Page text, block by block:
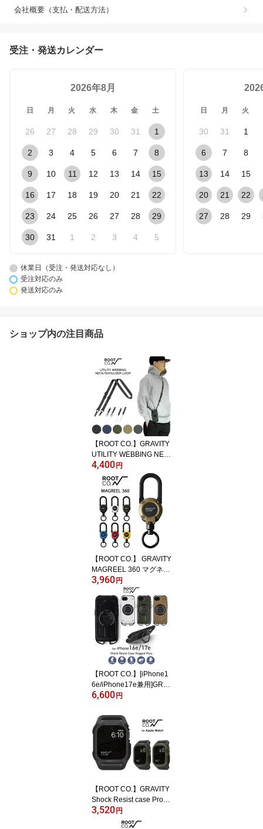
会社概要（支払・配送方法）
受注・発送カレンダー
2026年8月
日 月 火 水 木 金 土
26 27 28 29 30 31 1
2 3 4 5 6 7 8
9 10 11 12 13 14 15
16 17 18 19 20 21 22
23 24 25 26 27 28 29
30 31 1 2 3 4 5
日 月 火
30 31 1
6 7 8
13 14 15
20 21 22
27 28 29
休業日（受注・発送対応なし）
受注対応のみ
発送対応のみ
ショップ内の注目商品
【ROOT CO.】GRAVITY
UTILITY WEBBING NEC
K/SHOULDER LOOP
4,400円
【ROOT CO.】 GRAVITY
MAGREEL 360 マグネッ
ト内蔵型カラビナリール
キーホルダー
3,960円
【ROOT CO.】[iPhone1
6e/iPhone17e兼用]GRA
VITY Shock Resist Case
6,600円
【ROOT CO.】GRAVITY
Shock Resist case Pro. f
or Apple Watch
3,520円